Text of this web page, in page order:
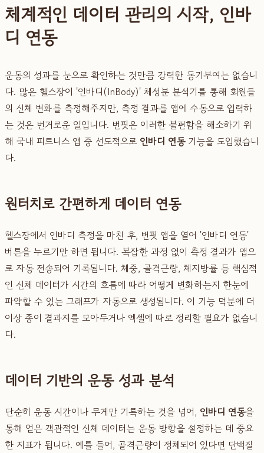
체계적인 데이터 관리의 시작, 인바
디 연동
운동의 성과를 눈으로 확인하는 것만큼 강력한 동기부여는 없습니
다. 많은 헬스장이 '인바디(InBody)' 체성분 분석기를 통해 회원들
의 신체 변화를 측정해주지만, 측정 결과를 앱에 수동으로 입력하
는 것은 번거로운 일입니다. 번핏은 이러한 불편함을 해소하기 위
해 국내 피트니스 앱 중 선도적으로 인바디 연동기능을 도입했습니
다.
원터치로 간편하게 데이터 연동
헬스장에서 인바디 측정을 마친 후, 번핏 앱을 열어 '인바디 연동'
버튼을 누르기만 하면 됩니다. 복잡한 과정 없이 측정 결과가 앱으
로 자동 전송되어 기록됩니다. 체중, 골격근량, 체지방률 등 핵심적
인 신체 데이터가 시간의 흐름에 따라 어떻게 변화하는지 한눈에
파악할 수 있는 그래프가 자동으로 생성됩니다. 이 기능 덕분에 더
이상 종이 결과지를 모아두거나 엑셀에 따로 정리할 필요가 없습니
다.
데이터 기반의 운동 성과 분석
단순히 운동 시간이나 무게만 기록하는 것을 넘어, 인바디 연동을
통해 얻은 객관적인 신체 데이터는 운동 방향을 설정하는 데 중요
한 지표가 됩니다. 예를 들어, 골격근량이 정체되어 있다면 단백질